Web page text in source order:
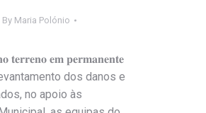
By Maria Polónio
𝐭𝐞𝐫𝐫𝐞𝐧𝐨 𝐞𝐦 𝐩𝐞𝐫𝐦𝐚𝐧𝐞𝐧𝐭𝐞
dos danos e
no apoio às